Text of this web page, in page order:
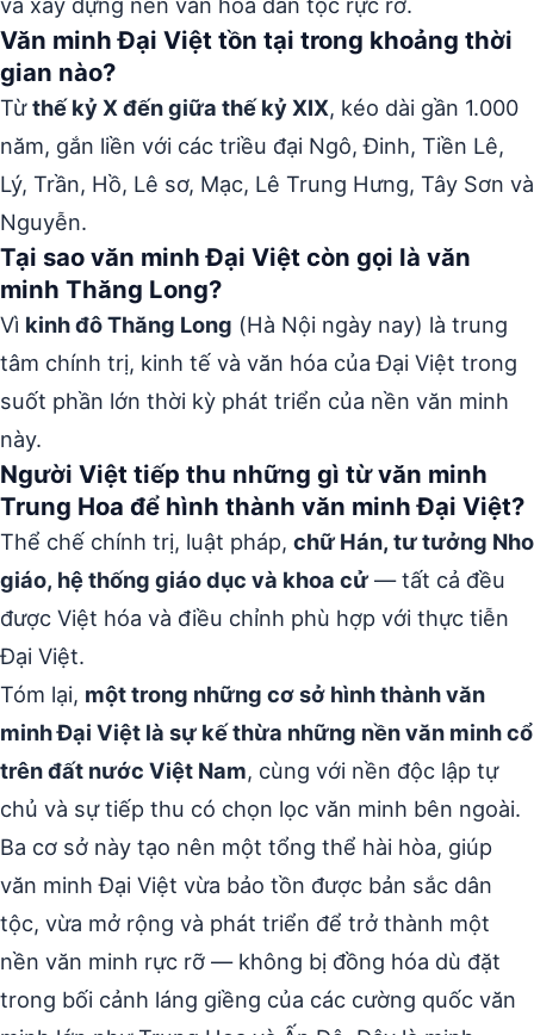
Văn minh Đại Việt tồn tại trong khoảng thời
gian nào?
Từthế kỷ X đến giữa thế kỷ XIX, kéo dài gần 1.000
năm, gắn liền với các triều đại Ngô, Đinh, Tiền Lê,
Lý, Trần, Hồ, Lê sơ, Mạc, Lê Trung Hưng, Tây Sơn và
Nguyễn.
Tại sao văn minh Đại Việt còn gọi là văn
minh Thăng Long?
Vì kinh đô Thăng Long (Hà Nội ngày nay) là trung
tâm chính trị, kinh tế và văn hóa của Đại Việt trong
suốt phần lớn thời kỳ phát triển của nền văn minh
này.
Người Việt tiếp thu những gì từ văn minh
Trung Hoa để hình thành văn minh Đại Việt?
Thể chế chính trị, luật pháp, chữ Hán, tư tưởng Nho
giáo, hệ thống giáo dục và khoa cử — tất cả đều
được Việt hóa và điều chỉnh phù hợp với thực tiễn
Đại Việt.
Tóm lại, một trong những cơ sở hình thành văn
minh Đại Việt là sự kế thừa những nền văn minh cổ
trên đất nước Việt Nam, cùng với nền độc lập tự
chủ và sự tiếp thu có chọn lọc văn minh bên ngoài.
Ba cơ sở này tạo nên một tổng thể hài hòa, giúp
văn minh Đại Việt vừa bảo tồn được bản sắc dân
tộc, vừa mở rộng và phát triển để trở thành một
nền văn minh rực rỡ — không bị đồng hóa dù đặt
trong bối cảnh láng giềng của các cường quốc văn